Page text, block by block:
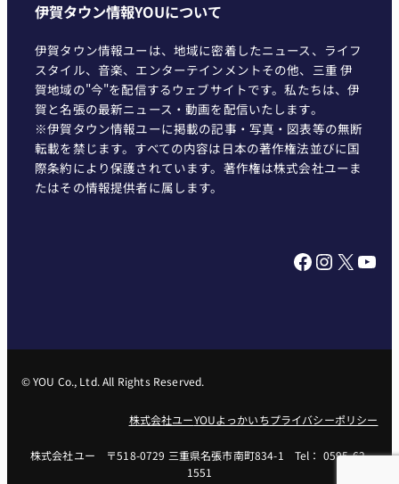
伊賀タウン情報YOUについて
伊賀タウン情報ユーは、地域に密着したニュース、ライフ
スタイル、音楽、エンターテインメントその他、三重 伊
賀地域の"今"を配信するウェブサイトです。私たちは、伊
賀と名張の最新ニュース・動画を配信いたします。
※伊賀タウン情報ユーに掲載の記事・写真・図表等の無断
転載を禁じます。すべての内容は日本の著作権法並びに国
際条約により保護されています。著作権は株式会社ユーま
たはその情報提供者に属します。
Facebook InstagramX YouTube
© YOU Co., Ltd. All Rights Reserved.
株式会社ユーYOUよっかいちプライバシーポリシー
株式会社ユー 〒518-0729 三重県名張市南町834-1 Tel： 0595-62-
1551